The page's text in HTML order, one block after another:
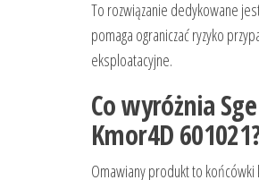
To rozwiązanie dedykowane
pomaga ograniczać ryzyko
eksploatacyjne.
Co wyróżnia
Kmor4D
Omawiany produkt to końcówki